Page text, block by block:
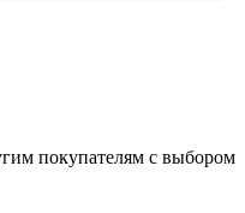
покупателям с выбором